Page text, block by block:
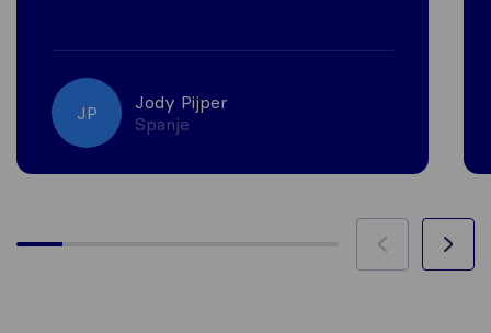
JP
Jody Pijper
Spanje